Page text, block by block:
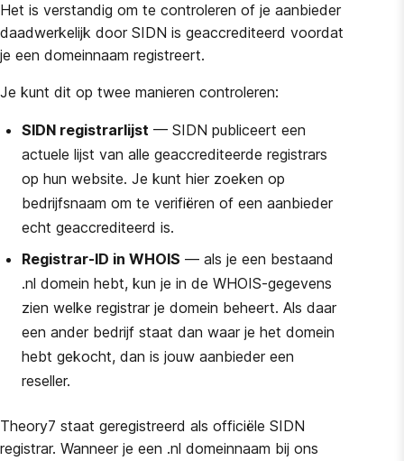
Het is verstandig om te controleren of je aanbieder
daadwerkelijk door SIDN is geaccrediteerd voordat
je een domeinnaam registreert.
Je kunt dit op twee manieren controleren:
SIDN registrarlijst — SIDN publiceert een
actuele lijst van alle geaccrediteerde registrars
op hun website. Je kunt hier zoeken op
bedrijfsnaam om te verifiëren of een aanbieder
echt geaccrediteerd is.
Registrar-ID in WHOIS — als je een bestaand
.nl domein hebt, kun je in de WHOIS-gegevens
zien welke registrar je domein beheert. Als daar
een ander bedrijf staat dan waar je het domein
hebt gekocht, dan is jouw aanbieder een
reseller.
Theory7 staat geregistreerd als officiële SIDN
registrar. Wanneer je een .nl domeinnaam bij ons